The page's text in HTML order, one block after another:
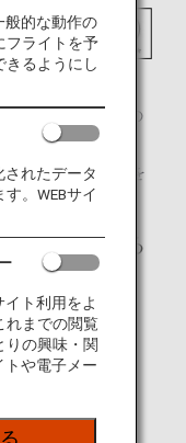
交通省（日本）の
のウェブサイトを
認済みである
般的な動作の
フライトを予
きるようにし
されたデータ
。WEBサイ
イト利用をよ
れまでの閲覧
りの興味・関
トや電子メー